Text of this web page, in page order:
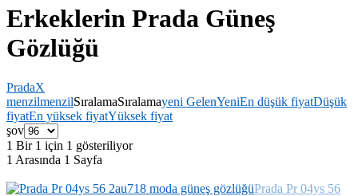
Erkeklerin Prada Güneş
Gözlüğü
PradaX
menzilmenzilSıralamaSıralamayeni GelenYeniEn düşük fiyatDüşük
fiyatEn yüksek fiyatYüksek fiyat
şov
1 Bir 1 için 1 gösteriliyor
1 Arasında 1 Sayfa
Prada Pr 04ys 56